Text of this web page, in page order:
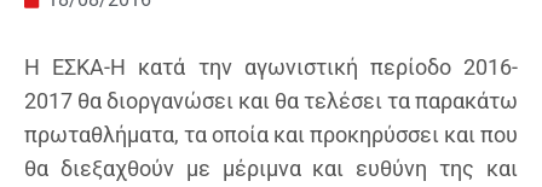
Η ΕΣΚΑ-Η κατά την αγωνιστική περίοδο 2016-
2017 θα διοργανώσει και θα τελέσει τα παρακάτω
πρωταθλήματα, τα οποία και προκηρύσσει και που
θα διεξαχθούν με μέριμνα και ευθύνη της και